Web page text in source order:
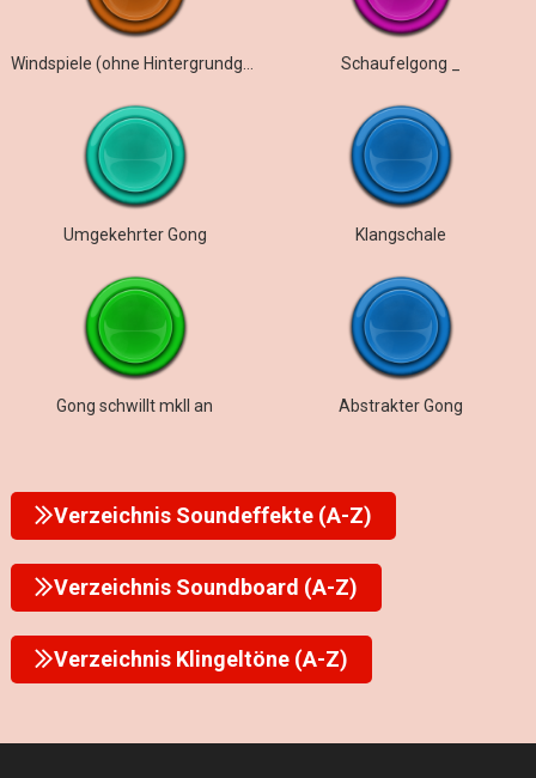
Schaufelgong _
Umgekehrter Gong Klangschale
Gong schwillt mkII an Abstrakter Gong
Verzeichnis Soundeffekte (A-Z)
Verzeichnis Soundboard (A-Z)
Verzeichnis Klingeltöne (A-Z)